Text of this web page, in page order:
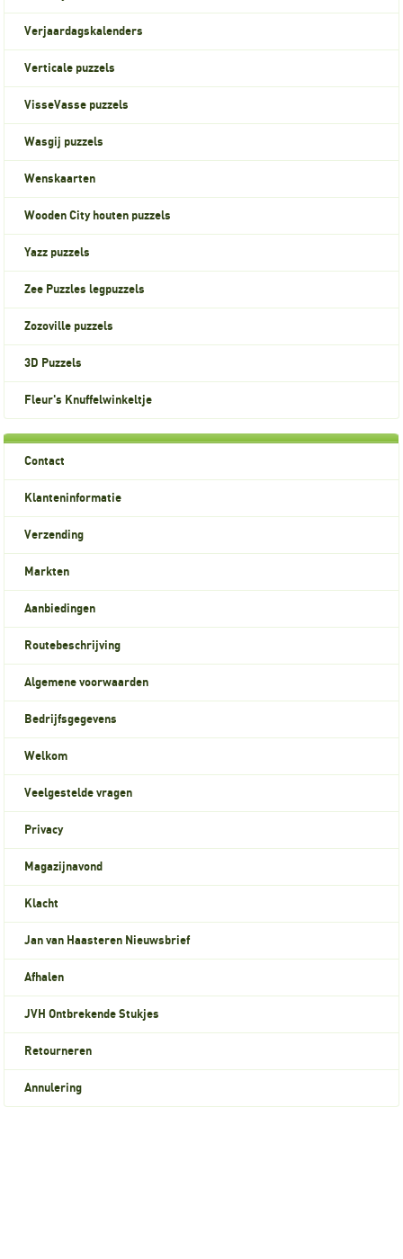
Verjaardagskalenders
Verticale puzzels
VisseVasse puzzels
Wasgij puzzels
Wenskaarten
Wooden City houten puzzels
Yazz puzzels
Zee Puzzles legpuzzels
Zozoville puzzels
3D Puzzels
Fleur's Knuffelwinkeltje
Contact
Klanteninformatie
Verzending
Markten
Aanbiedingen
Routebeschrijving
Algemene voorwaarden
Bedrijfsgegevens
Welkom
Veelgestelde vragen
Privacy
Magazijnavond
Klacht
Jan van Haasteren Nieuwsbrief
Afhalen
JVH Ontbrekende Stukjes
Retourneren
Annulering